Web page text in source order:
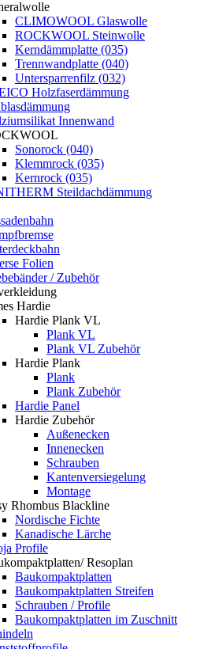
CLIMOWOOL Glaswolle
ROCKWOOL Steinwolle
Kerndämmplatte (035)
Trennwandplatte (040)
Untersparrenfilz (032)
Holzfaserdämmung
Innenwand
Sonorock (040)
Klemmrock (035)
Kernrock (035)
Steildachdämmung
Folien
/ Zubehör
Hardie
Hardie Plank VL
Plank VL
Plank VL Zubehör
Hardie Plank
Plank
Plank Zubehör
Hardie Panel
Hardie Zubehör
Außenecken
Innenecken
Schrauben
Kantenversiegelung
Montage
Rhombus Blackline
Nordische Fichte
Kanadische Lärche
Profile
Resoplan
Baukompaktplatten
Baukompaktplatten Streifen
Schrauben / Profile
Baukompaktplatten im Zuschnitt